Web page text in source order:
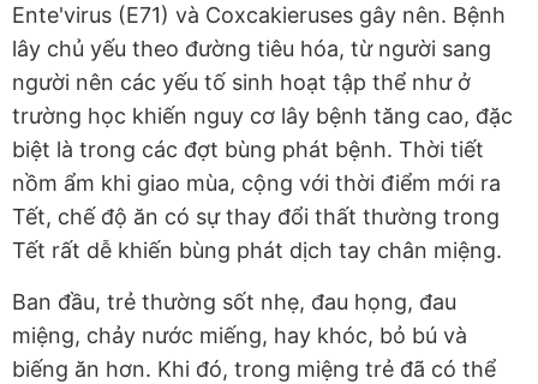
Ente'virus (E71) và Coxcakieruses gây nên. Bệnh
lây chủ yếu theo đường tiêu hóa, từ người sang
người nên các yếu tố sinh hoạt tập thể như ở
trường học khiến nguy cơ lây bệnh tăng cao, đặc
biệt là trong các đợt bùng phát bệnh. Thời tiết
nồm ẩm khi giao mùa, cộng với thời điểm mới ra
Tết, chế độ ăn có sự thay đổi thất thường trong
Tết rất dễ khiến bùng phát dịch tay chân miệng.
Ban đầu, trẻ thường sốt nhẹ, đau họng, đau
miệng, chảy nước miếng, hay khóc, bỏ bú và
biếng ăn hơn. Khi đó, trong miệng trẻ đã có thể